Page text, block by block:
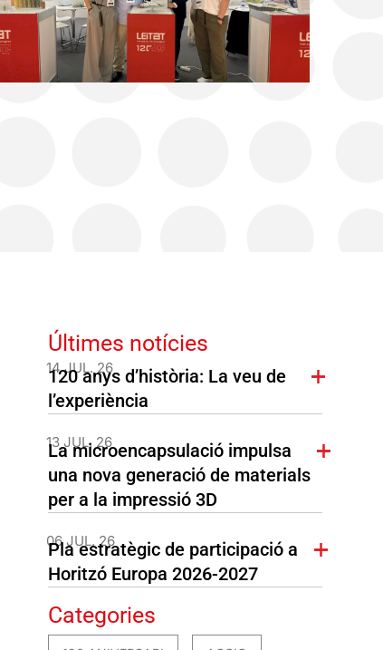
Últimes notícies
14 JUL. 26
120 anys d’història: La veu de
l’experiència
13 JUL. 26
La microencapsulació impulsa
una nova generació de materials
per a la impressió 3D
06 JUL. 26
Pla estratègic de participació a
Horitzó Europa 2026-2027
Categories